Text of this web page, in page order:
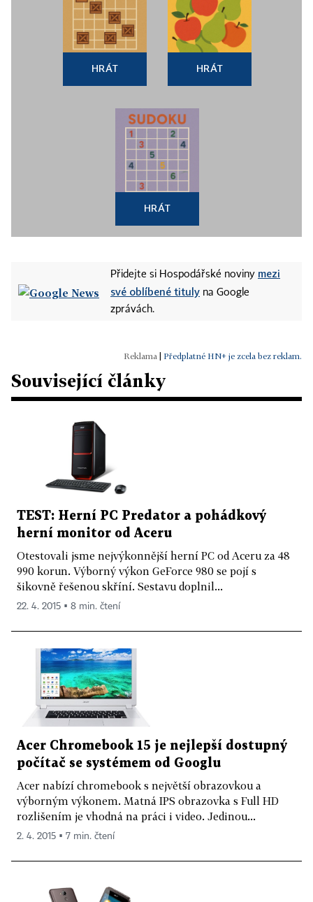
HRÁT HRÁT
HRÁT
Přidejte si Hospodářské noviny mezi
své oblíbené tituly na Google
zprávách.
Předplatné HN+ je zcela bez reklam.
Související články
TEST: Herní PC Predator a pohádkový
herní monitor od Aceru
Otestovali jsme nejvýkonnější herní PC od Aceru za 48
990 korun. Výborný výkon GeForce 980 se pojí s
šikovně řešenou skříní. Sestavu doplnil...
22. 4. 2015 ▪ 8 min. čtení
Acer Chromebook 15 je nejlepší dostupný
počítač se systémem od Googlu
Acer nabízí chromebook s největší obrazovkou a
výborným výkonem. Matná IPS obrazovka s Full HD
rozlišením je vhodná na práci i video. Jedinou...
2. 4. 2015 ▪ 7 min. čtení